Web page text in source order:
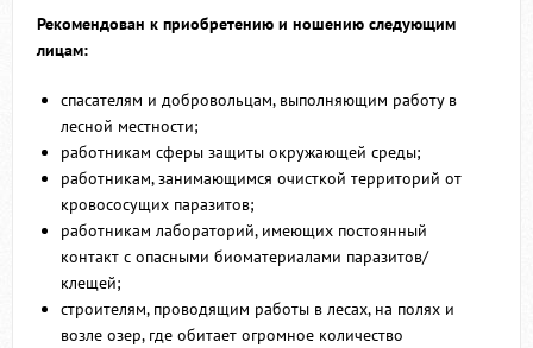
Рекомендован к приобретению и ношению следующим
лицам:
спасателям и добровольцам, выполняющим работу в
лесной местности;
работникам сферы защиты окружающей среды;
работникам, занимающимся очисткой территорий от
кровососущих паразитов;
работникам лабораторий, имеющих постоянный
контакт с опасными биоматериалами паразитов/
клещей;
строителям, проводящим работы в лесах, на полях и
возле озер, где обитает огромное количество